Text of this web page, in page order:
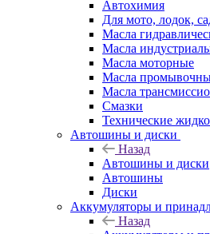
Автохимия
Для мото, лодок,
Масла
Масла
Масла моторные
Масла
Масла
Смазки
Технические
Автошины и диски
Назад
Автошины и диски
Автошины
Диски
Аккумуляторы и
Назад